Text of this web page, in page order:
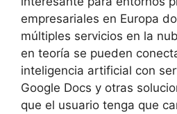
empresariales en Europa
múltiples servicios en la
en teoría se pueden
inteligencia artificial con
Google Docs y otras
que el usuario tenga que